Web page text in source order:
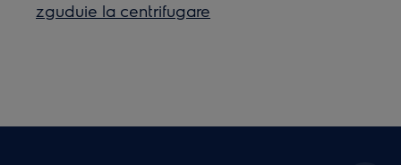
zguduie la centrifugare